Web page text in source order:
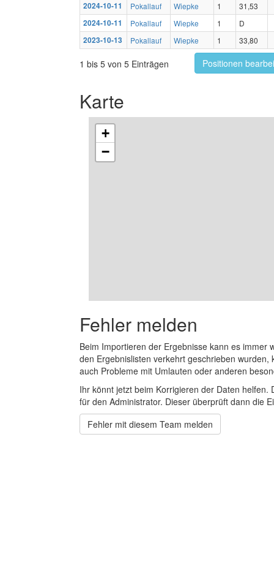
2024-10-11
Pokallauf Wiepke 1
31,53
2024-10-11
Pokallauf Wiepke 1
D
2023-10-13
Pokallauf Wiepke 1 33,80
1 bis 5 von 5 Einträgen Positionen
Karte
+
−
Fehler melden
Beim Importieren der Ergebnisse kann es
den Ergebnislisten verkehrt geschrieben
auch Probleme mit Umlauten oder anderen
Ihr könnt jetzt beim Korrigieren der Daten
für den Administrator. Dieser überprüft dann die
Fehler mit diesem Team melden